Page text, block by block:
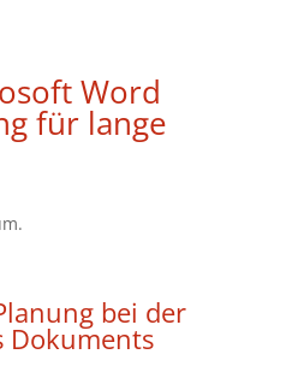
Word
für lange
bei der
Dokuments